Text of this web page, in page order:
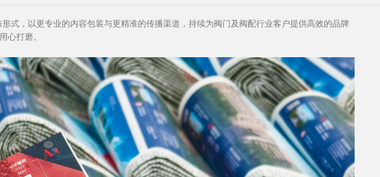
式，以更专业的内容包装与更精准的传播渠道，持续为阀门及阀配行业客户提供高效的品牌
心打磨。